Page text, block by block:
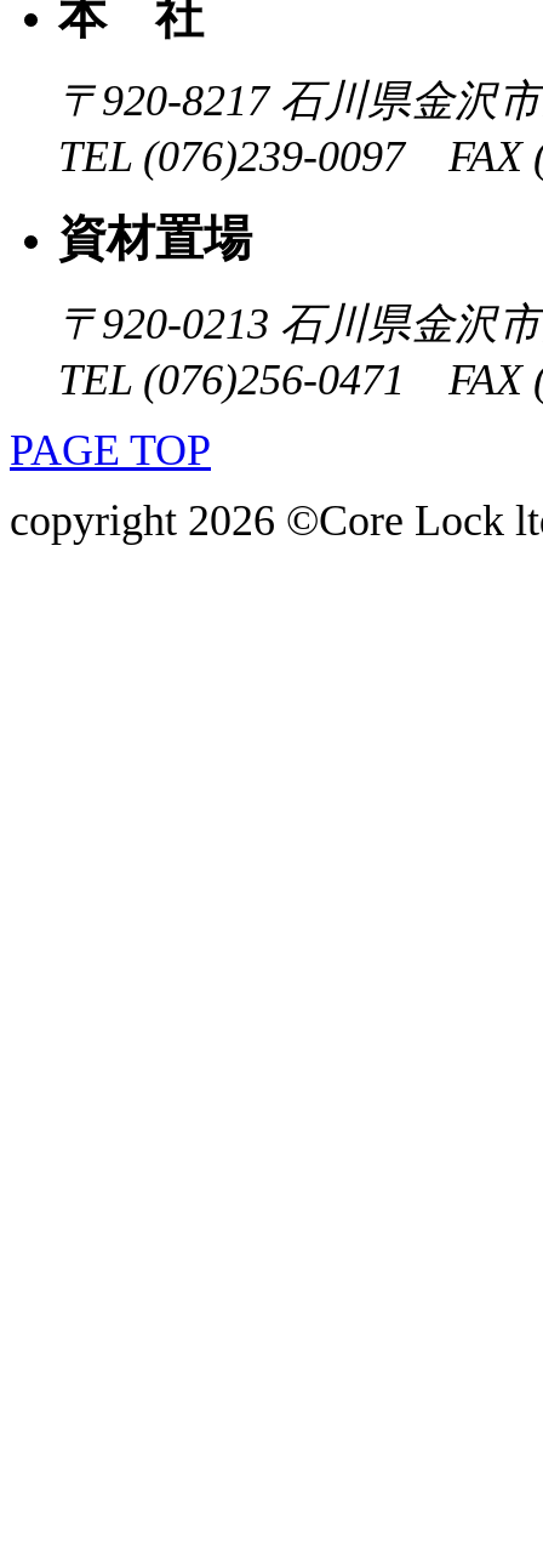
本 社
〒920-8217 石川県金沢
TEL (076)239-0097 FAX
資材置場
〒920-0213 石川県金沢
TEL (076)256-0471 FAX
PAGE TOP
copyright 2026 ©Core Lock